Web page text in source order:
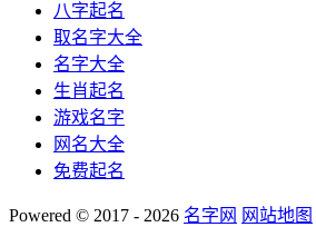
八字起名
取名字大全
名字大全
生肖起名
游戏名字
网名大全
免费起名
Powered © 2017 - 2026 名字网 网站地图